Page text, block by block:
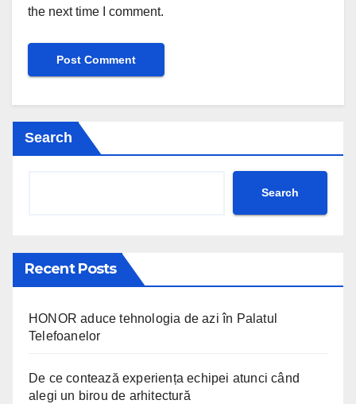
the next time I comment.
Search
Search
Recent Posts
HONOR aduce tehnologia de azi în Palatul
Telefoanelor
De ce contează experiența echipei atunci când
alegi un birou de arhitectură